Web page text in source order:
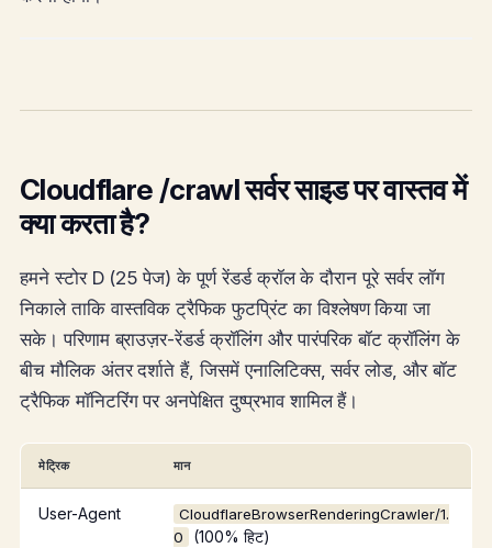
Cloudflare /crawl सर्वर साइड पर वास्तव में
क्या करता है?
हमने स्टोर D (25 पेज) के पूर्ण रेंडर्ड क्रॉल के दौरान पूरे सर्वर लॉग
निकाले ताकि वास्तविक ट्रैफिक फुटप्रिंट का विश्लेषण किया जा
सके। परिणाम ब्राउज़र-रेंडर्ड क्रॉलिंग और पारंपरिक बॉट क्रॉलिंग के
बीच मौलिक अंतर दर्शाते हैं, जिसमें एनालिटिक्स, सर्वर लोड, और बॉट
ट्रैफिक मॉनिटरिंग पर अनपेक्षित दुष्प्रभाव शामिल हैं।
मेट्रिक मान
User-Agent
CloudflareBrowserRenderingCrawler/1.
0
(100% हिट)